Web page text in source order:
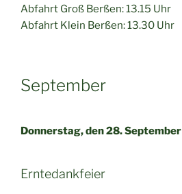
Abfahrt Groß Berßen: 13.15 Uhr
Abfahrt Klein Berßen: 13.30 Uhr
September
Donnerstag, den 28. September
Erntedankfeier